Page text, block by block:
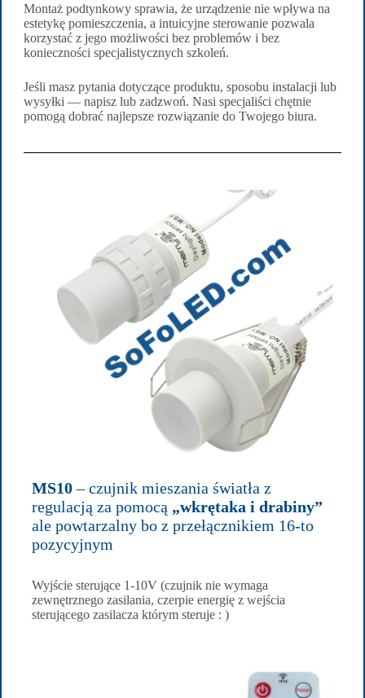
Montaż podtynkowy sprawia, że urządzenie nie wpływa na
estetykę pomieszczenia, a intuicyjne sterowanie pozwala
korzystać z jego możliwości bez problemów i bez
konieczności specjalistycznych szkoleń.
Jeśli masz pytania dotyczące produktu, sposobu instalacji lub
wysyłki — napisz lub zadzwoń. Nasi specjaliści chętnie
pomogą dobrać najlepsze rozwiązanie do Twojego biura.
MS10– czujnik mieszania światła z
regulacją za pomocą „wkrętaka i drabiny”
ale powtarzalny bo z przełącznikiem 16-to
pozycyjnym
Wyjście sterujące 1-10V (czujnik nie wymaga
zewnętrznego zasilania, czerpie energię z wejścia
sterującego zasilacza którym steruje : )